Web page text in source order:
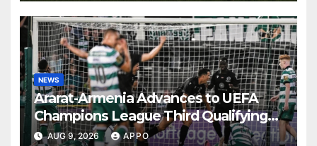
NEWS
Ararat-Armenia Advances to UEFA
Champions League Third Qualifying
Round
AUG 9, 2026 APPO